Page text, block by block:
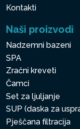
Kontakti
Naši proizvodi
Nadzemni bazeni
SPA
Zračni kreveti
Čamci
Set za ljuljanje
SUP (daska za
Pješčana filtracija